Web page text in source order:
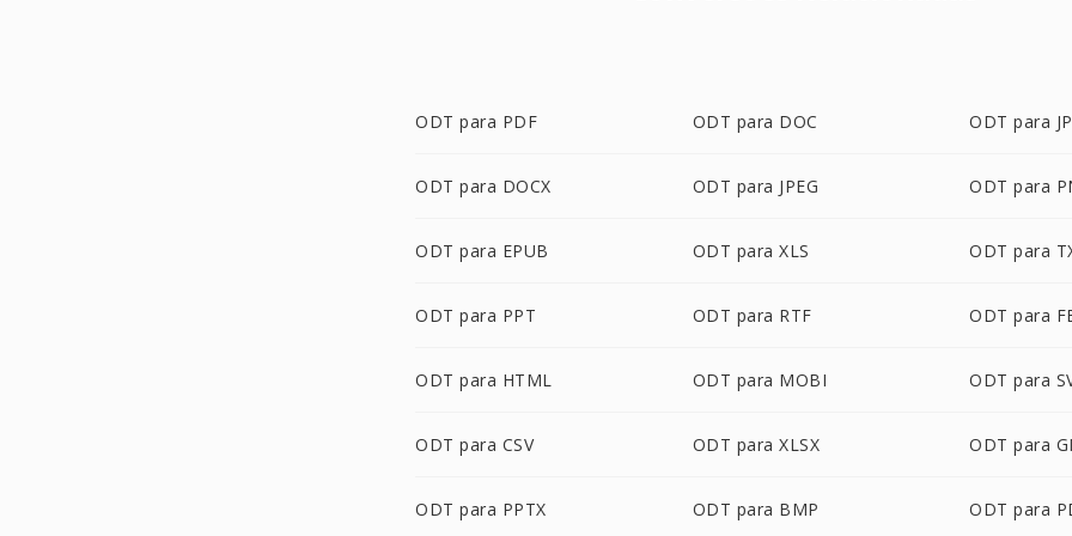
ODT para PDF ODT para DOC ODT para
ODT para DOCX ODT para JPEG ODT para
ODT para EPUB ODT para XLS ODT para
ODT para PPT ODT para RTF ODT para
ODT para HTML ODT para MOBI ODT para
ODT para CSV ODT para XLSX ODT para
ODT para PPTX ODT para BMP ODT para